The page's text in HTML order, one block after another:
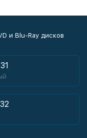
и Blu-Ray дисков